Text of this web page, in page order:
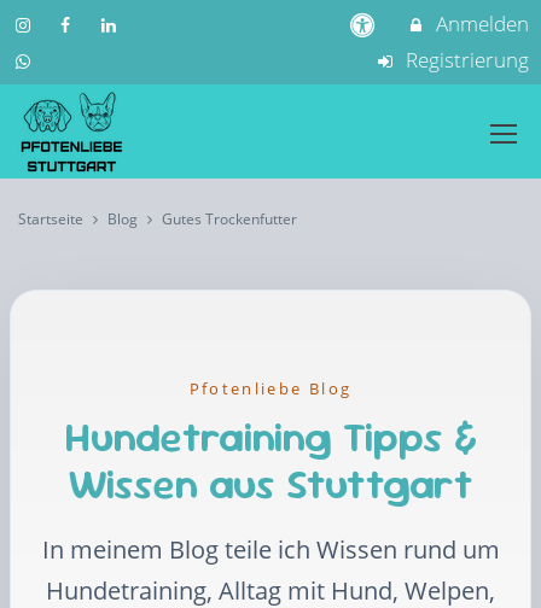
Anmelden
Registrierung
Startseite Blog Gutes Trockenfutter
Pfotenliebe Blog
Hundetraining Tipps &
Wissen aus Stuttgart
In meinem Blog teile ich Wissen rund um
Hundetraining, Alltag mit Hund, Welpen,